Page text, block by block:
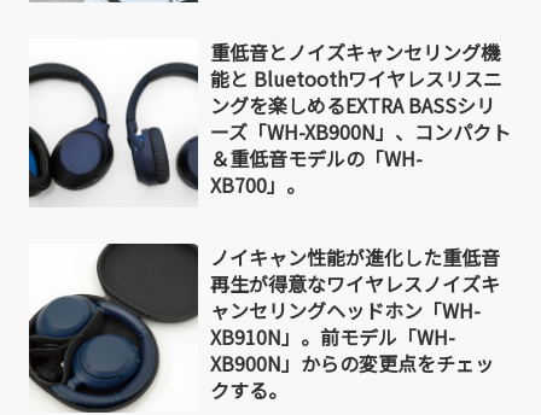
重低音とノイズキャンセリング機
能と Bluetoothワイヤレスリスニ
ングを楽しめるEXTRA BASSシリ
ーズ「WH-XB900N」、コンパクト
＆重低音モデルの「WH-
XB700」。
ノイキャン性能が進化した重低音
再生が得意なワイヤレスノイズキ
ャンセリングヘッドホン「WH-
XB910N」。前モデル「WH-
XB900N」からの変更点をチェッ
クする。